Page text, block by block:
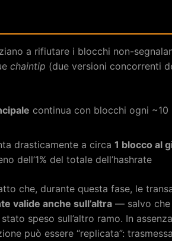
a rifiutare i blocchi non-
chaintip (due versioni concorrenti
continua con blocchi ogni
drasticamente a circa 1 blocco al
dell’1% del totale dell’hashrate
che, durante questa fase, le
valide anche sull’altra — salvo che
speso sull’altro ramo. In
può essere “replicata”: